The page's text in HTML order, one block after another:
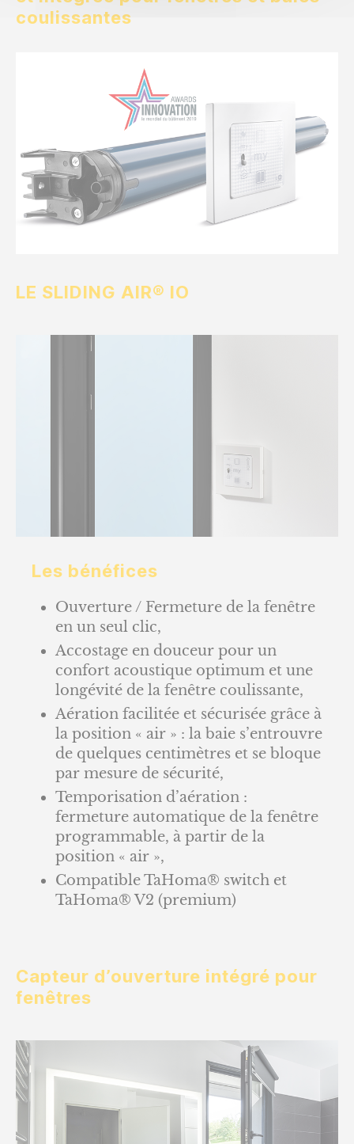
coulissantes
LE SLIDING AIR® IO
Les bénéfices
Ouverture / Fermeture de la fenêtre
en un seul clic,
Accostage en douceur pour un
confort acoustique optimum et une
longévité de la fenêtre coulissante,
Aération facilitée et sécurisée grâce à
la position « air » : la baie s’entrouvre
de quelques centimètres et se bloque
par mesure de sécurité,
Temporisation d’aération :
fermeture automatique de la fenêtre
programmable, à partir de la
position « air »,
Compatible TaHoma® switch et
TaHoma® V2 (premium)
Capteur d’ouverture intégré pour
fenêtres